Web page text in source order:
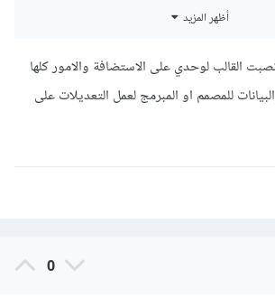
اخري متبعة .؟
جدا، حيث توفر لغير العارفين في مجال
تحكم واضحة وسهلة الاستخدام، ومن أهم
لوحة التحكم وكذا تفعيل القالب المُحمل
أظهر المزيد
القالب لوحدي على الاستضافة والامور كلها
للمصمم او المبرمج لعمل التعديلات على
0